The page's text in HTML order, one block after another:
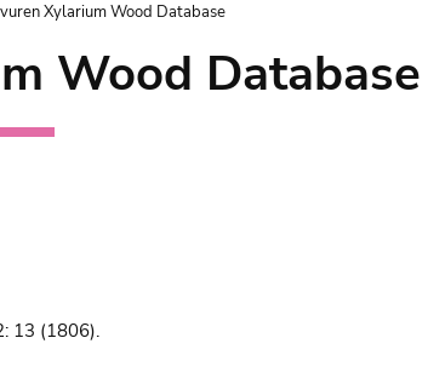
Xylarium Wood Database
Wood Database
13 (1806).